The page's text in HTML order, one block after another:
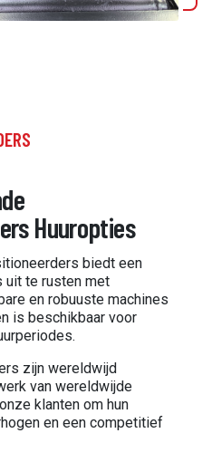
Huuropties
biedt een
uit te rusten met
en robuuste machines
is beschikbaar voor
zijn wereldwijd
van wereldwijde
klanten om hun
en een competitief